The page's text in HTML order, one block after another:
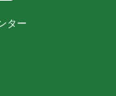
ター